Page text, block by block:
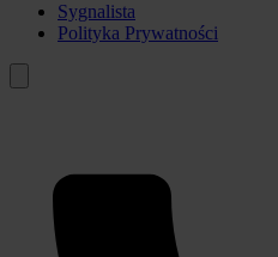
Sygnalista
Polityka Prywatności